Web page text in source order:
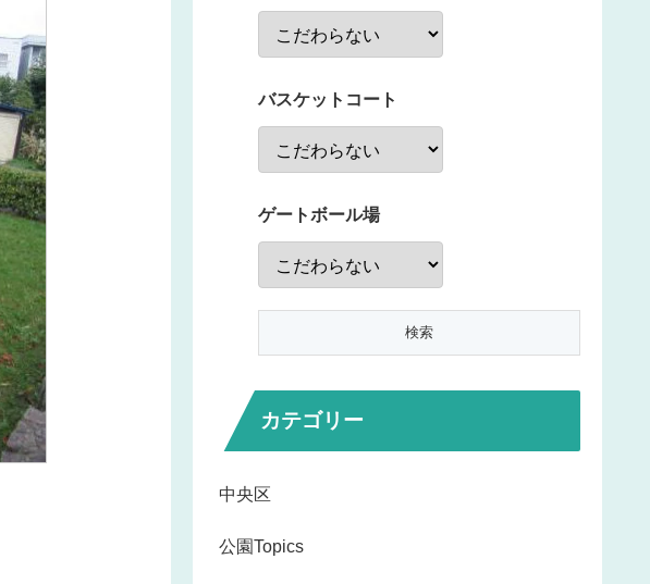
バスケットコート
ゲートボール場
カテゴリー
中央区
公園Topics